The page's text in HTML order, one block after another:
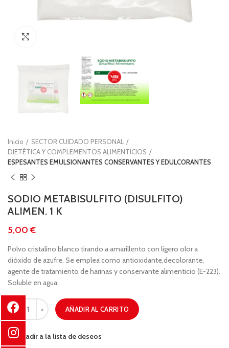
Inicio
SECTOR CUIDADO PERSONAL
DIETÉTICA Y COMPLEMENTOS ALIMENTICIOS
ESPESANTES EMULSIONANTES CONSERVANTES Y EDULCORANTES
SODIO METABISULFITO (DISULFITO)
ALIMEN. 1 K
€
Polvo cristalino blanco tirando a amarillento con ligero olor a
dióxido de azufre. Se emplea como antioxidante,decolorante,
agente de tratamiento de harinas y conservante alimenticio (E-223).
Soluble en agua.
AÑADIR AL CARRITO
Añadir a la lista de deseos